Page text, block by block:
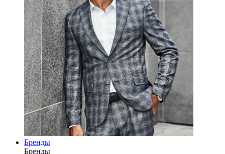
Бренды
Бренды